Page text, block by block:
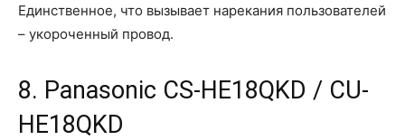
Единственное, что вызывает нарекания пользователей
– укороченный провод.
8. Panasonic CS-HE18QKD / CU-
HE18QKD